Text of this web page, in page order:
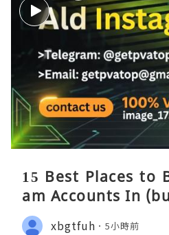
15 Best Places to
am Accounts In
xbgtfuh 5小時前